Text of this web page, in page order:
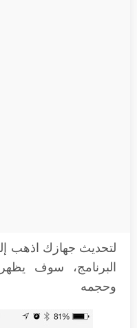
لتحديث جهازك اذهب
البرنامج، سوف
وحجمه